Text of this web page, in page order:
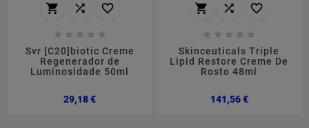
  
    
Svr [C20]biotic Creme
Regenerador de
Luminosidade 50ml
29,18 €Preço
  
    
Skinceuticals Triple
Lipid Restore Creme De
Rosto 48ml
141,56 €Preço